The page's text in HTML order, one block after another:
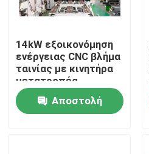
Σπίτι
Προϊόντα
14kW εξοικονόμηση
ενέργειας CNC βλήμα
ταινίας με κινητήρα
μετατροπέα
Αποστολή